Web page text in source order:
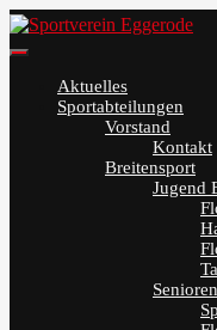
Skip
to
Sportverein
Aktuelles
Sportabteilungen
Vorstand
Kontakt
Breitensport
Jugend